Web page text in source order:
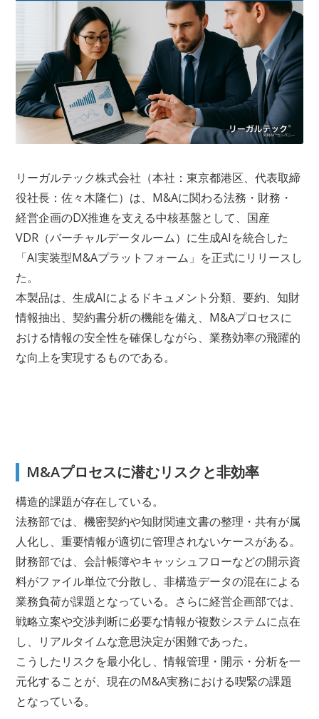
リーガルテック株式会社（本社：東京都港区、代表取締
役社長：佐々木隆仁）は、M&Aに関わる法務・財務・
経営企画のDX推進を支える中核基盤として、国産
VDR（バーチャルデータルーム）に生成AIを統合した
「AI実装型M&Aプラットフォーム」を正式にリリースし
た。
本製品は、生成AIによるドキュメント分類、要約、知財
情報抽出、契約書分析の機能を備え、M&Aプロセスに
おける情報の安全性を確保しながら、業務効率の飛躍的
な向上を実現するものである。
M&Aプロセスに潜むリスクと非効率
構造的課題が存在している。
法務部では、機密契約や知財関連文書の整理・共有が属
人化し、重要情報が適切に管理されないケースがある。
財務部では、会計帳簿やキャッシュフローなどの開示資
料がファイル単位で分散し、非構造データの混在による
業務負荷が課題となっている。さらに経営企画部では、
戦略立案や交渉判断に必要な情報が複数システムに点在
し、リアルタイムな意思決定が困難であった。
こうしたリスクを最小化し、情報管理・開示・分析を一
元化することが、現在のM&A実務における喫緊の課題
となっている。